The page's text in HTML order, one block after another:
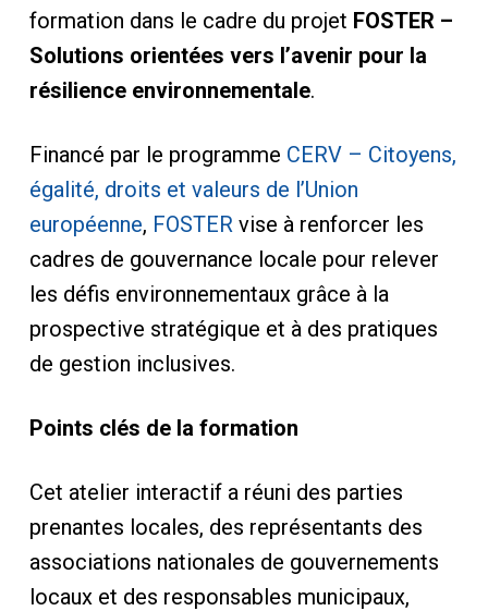
formation dans le cadre du projet FOSTER –
Solutions orientées vers l’avenir pour la
résilience environnementale.
Financé par le programme CERV – Citoyens,
égalité, droits et valeurs de l’Union
européenne, FOSTERvise à renforcer les
cadres de gouvernance locale pour relever
les défis environnementaux grâce à la
prospective stratégique et à des pratiques
de gestion inclusives.
Points clés de la formation
Cet atelier interactif a réuni des parties
prenantes locales, des représentants des
associations nationales de gouvernements
locaux et des responsables municipaux,